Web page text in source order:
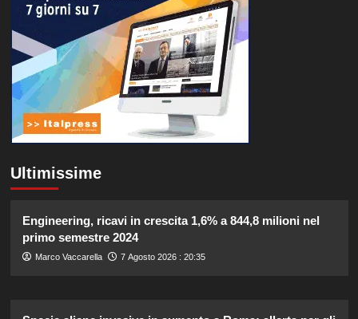
Ultimissime
Engineering, ricavi in crescita 1,6% a 844,8 milioni nel
primo semestre 2024
Marco Vaccarella 7 Agosto 2026 : 20:35